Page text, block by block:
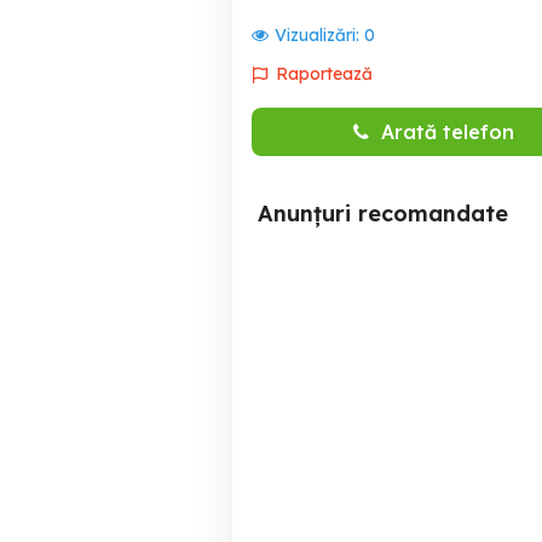
Vizualizări: 0
Raportează
Arată telefon
Anunțuri recomandate